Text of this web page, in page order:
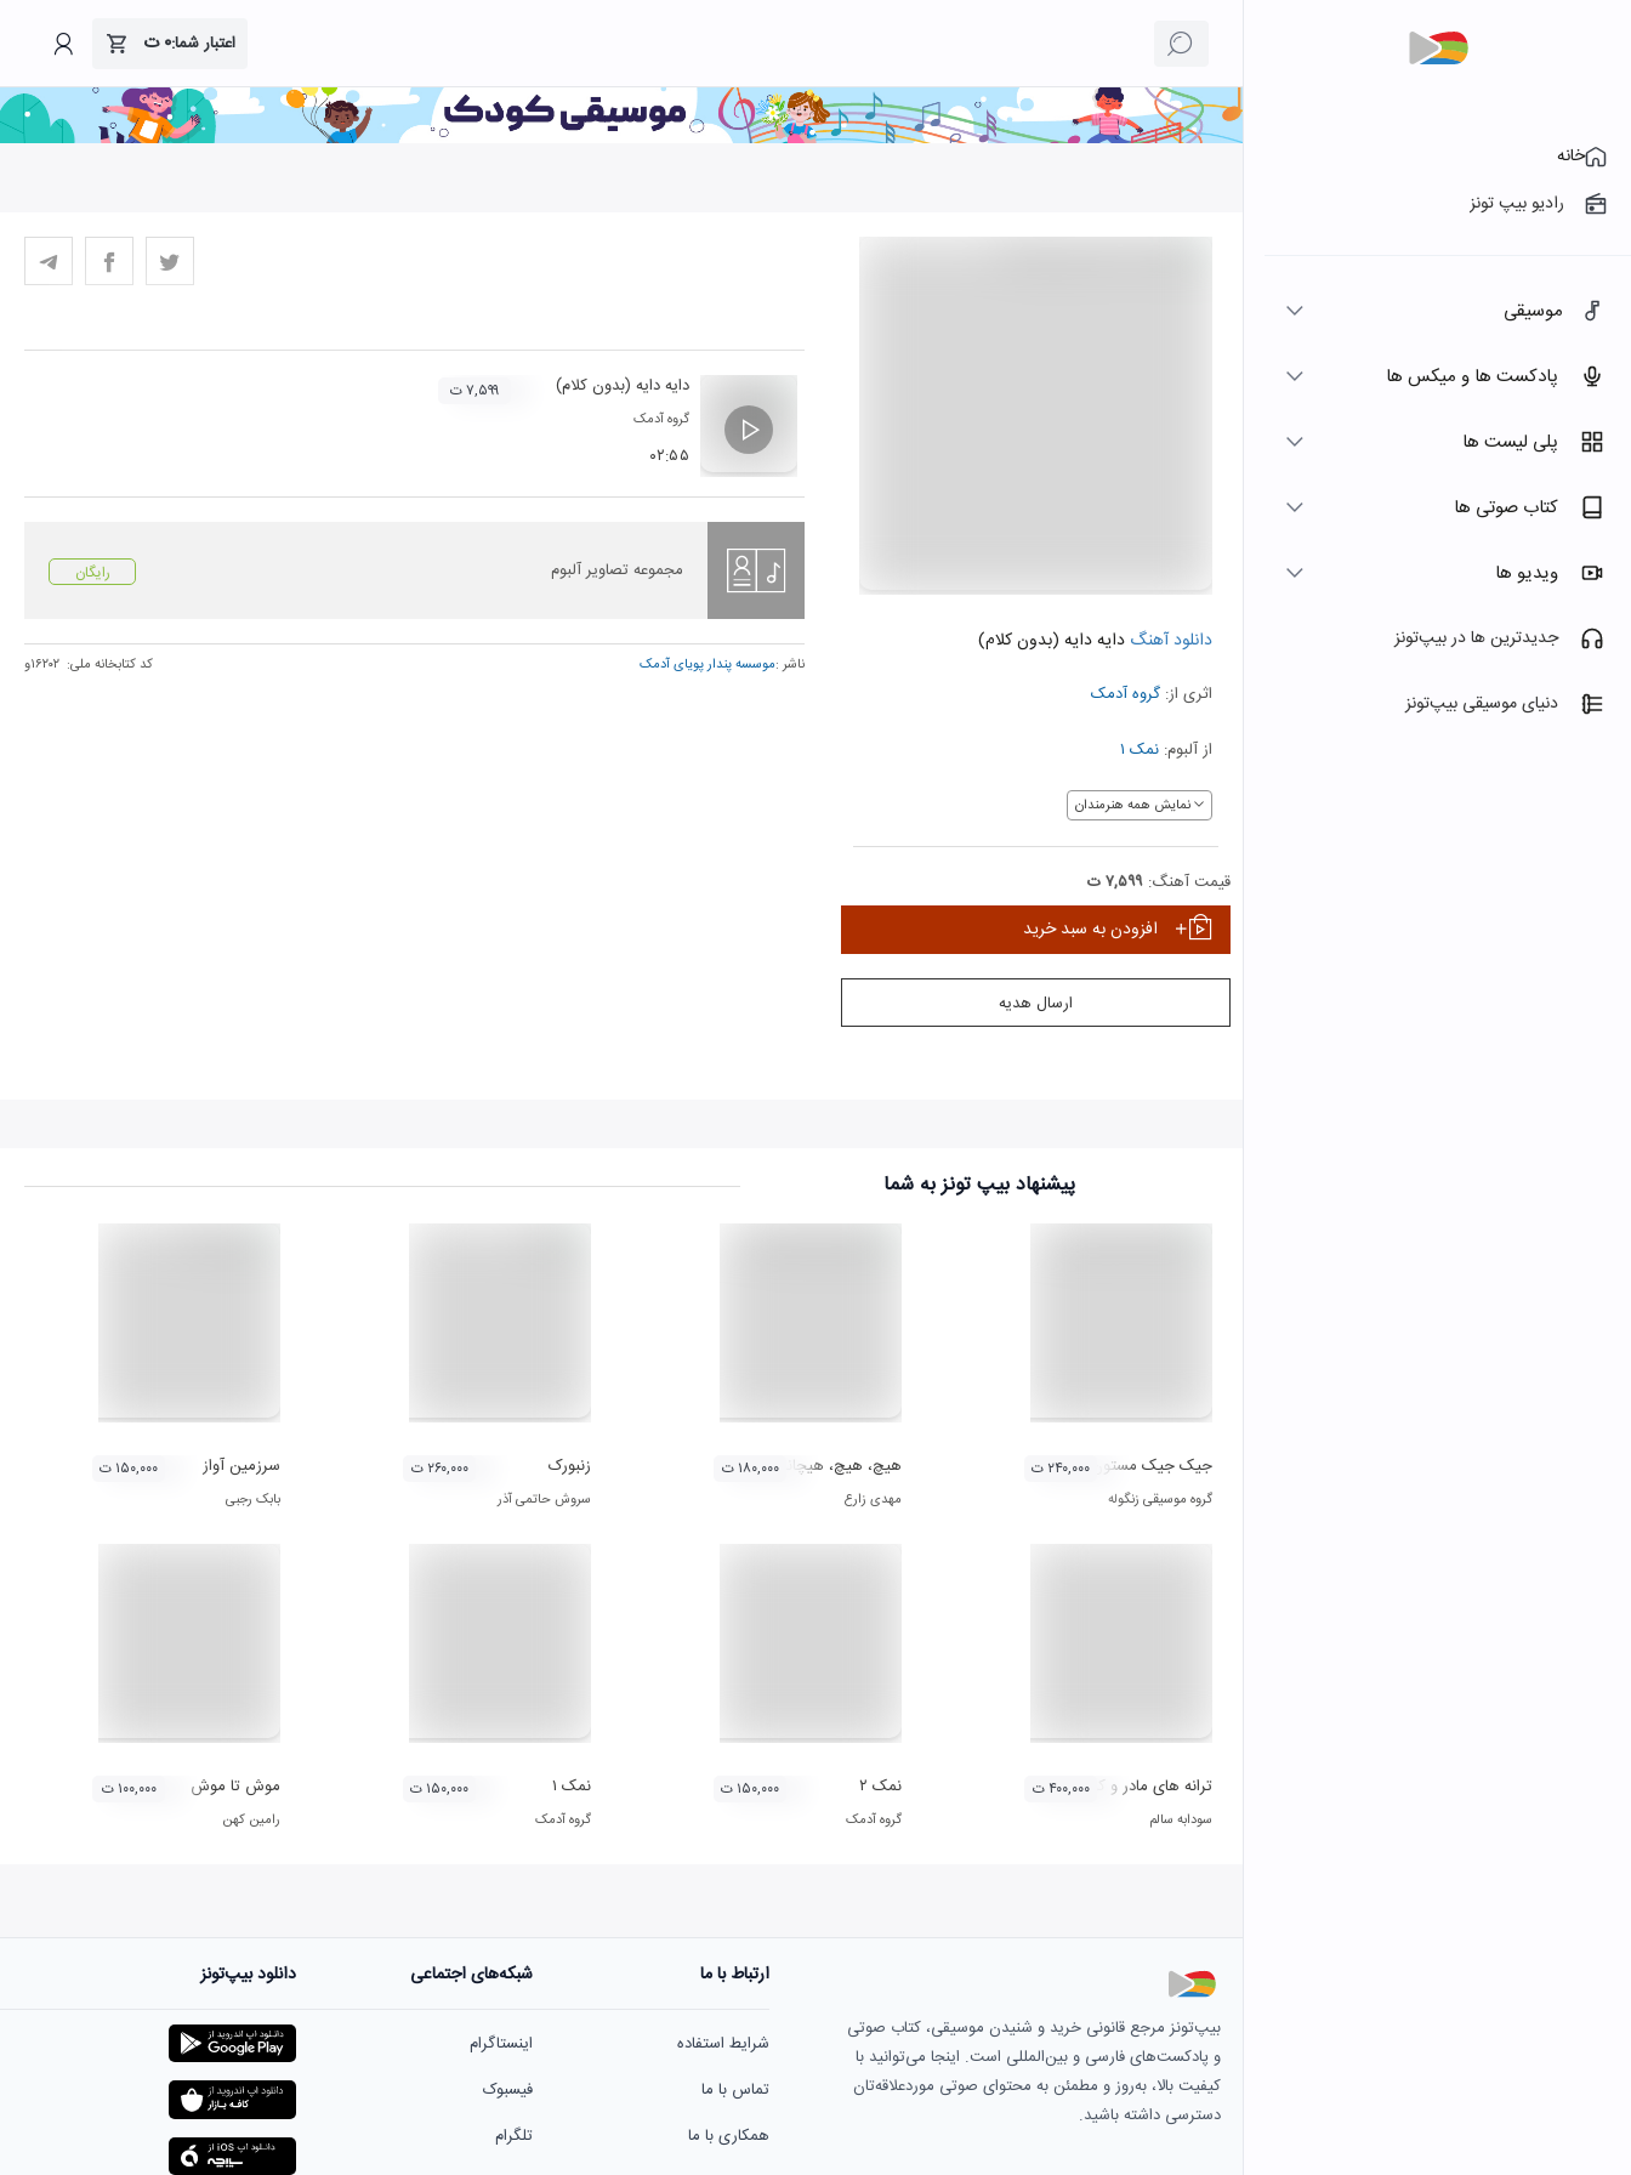
اعتبار شما:۰ت
خانه
رادیو بیپ تونز
موسیقی
پادکست ها و میکس ها
پلی لیست ها
کتاب صوتی ها
ویدیو ها
جدیدترین ها در بیپ‌تونز
دنیای موسیقی بیپ‌تونز
دانلود آهنگ دایه دایه (بدون کلام)
اثری از: گروه آدمک
از آلبوم: نمک ۱
نمایش همه هنرمندان
قیمت آهنگ: ۷,۵۹۹ ت
افزودن به سبد خرید
ارسال هدیه
دایه دایه (بدون کلام)
گروه آدمک
۰۲:۵۵
۷,۵۹۹ ت
مجموعه تصاویر آلبوم رایگان
ناشر :موسسه پندار پویای آدمک کد کتابخانه ملی: ۱۶۲۰۲و
پیشنهاد بیپ تونز به شما
جیک جیک مستون
گروه موسیقی زنگوله
۲۴۰,۰۰۰ ت هیچ، هیچ، هیچانه 1
مهدی زارع
۱۸۰,۰۰۰ ت زنبورک
سروش حاتمی آذر
۲۶۰,۰۰۰ ت سرزمین آواز
بابک رجبی
۱۵۰,۰۰۰ ت
ترانه های مادر و کودک
سودابه سالم
۴۰۰,۰۰۰ ت نمک ۲
گروه آدمک
۱۵۰,۰۰۰ ت نمک ۱
گروه آدمک
۱۵۰,۰۰۰ ت موش تا موش
رامین کهن
۱۰۰,۰۰۰ ت
بیپ‌تونز مرجع قانونی خرید و شنیدن موسیقی، کتاب صوتی
و پادکست‌های فارسی و بین‌المللی است. اینجا می‌توانید با
کیفیت بالا، به‌روز و مطمئن به محتوای صوتی موردعلاقه‌تان
دسترسی داشته باشید.
ارتباط با ما
شرایط استفاده
تماس با ما
همکاری با ما
شبکه‌های اجتماعی
اینستاگرام
فیسبوک
تلگرام
دانلود بیپ‌تونز